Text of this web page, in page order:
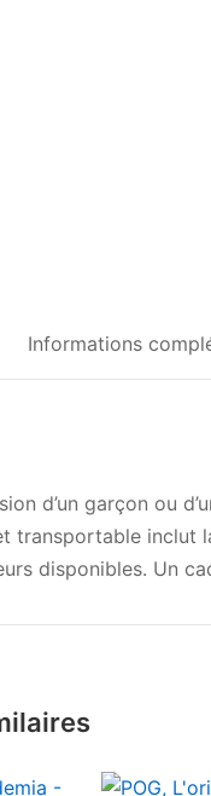
Informations
d’un garçon ou
transportable inclut
disponibles. Un